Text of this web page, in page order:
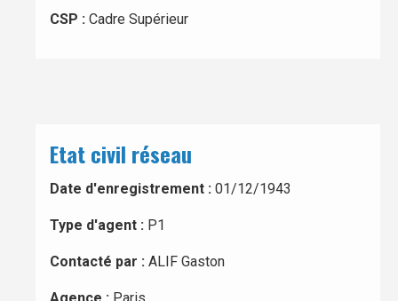
CSP : Cadre Supérieur
Etat civil réseau
Date d'enregistrement : 01/12/1943
Type d'agent : P1
Contacté par : ALIF Gaston